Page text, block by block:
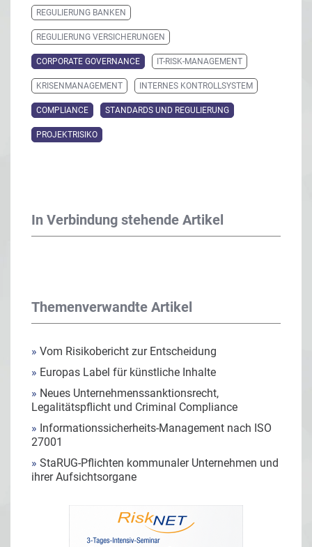
REGULIERUNG BANKEN
REGULIERUNG VERSICHERUNGEN
CORPORATE GOVERNANCE IT-RISK-MANAGEMENT
KRISENMANAGEMENT INTERNES KONTROLLSYSTEM
COMPLIANCE STANDARDS UND REGULIERUNG
PROJEKTRISIKO
In Verbindung stehende Artikel
Themenverwandte Artikel
» Vom Risikobericht zur Entscheidung
» Europas Label für künstliche Inhalte
» Neues Unternehmenssanktionsrecht,
Legalitätspflicht und Criminal Compliance
» Informationssicherheits-Management nach ISO
27001
» StaRUG-Pflichten kommunaler Unternehmen und
ihrer Aufsichtsorgane